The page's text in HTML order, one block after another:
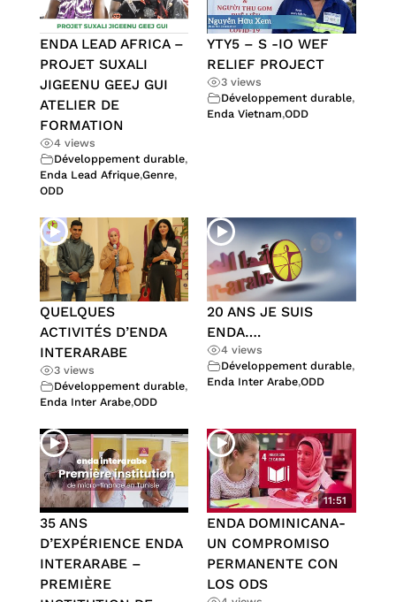
ENDA LEAD AFRICA –
PROJET SUXALI
JIGEENU GEEJ GUI
ATELIER DE
FORMATION
4 views
Développement durable,
Enda Lead Afrique,Genre,
ODD
YTY5 – S -IO WEF
RELIEF PROJECT
3 views
Développement durable,
Enda Vietnam,ODD
QUELQUES
ACTIVITÉS D’ENDA
INTERARABE
3 views
Développement durable,
Enda Inter Arabe,ODD
20 ANS JE SUIS
ENDA….
4 views
Développement durable,
Enda Inter Arabe,ODD
35 ANS
D’EXPÉRIENCE ENDA
INTERARABE –
PREMIÈRE
11:51
ENDA DOMINICANA-
UN COMPROMISO
PERMANENTE CON
LOS ODS